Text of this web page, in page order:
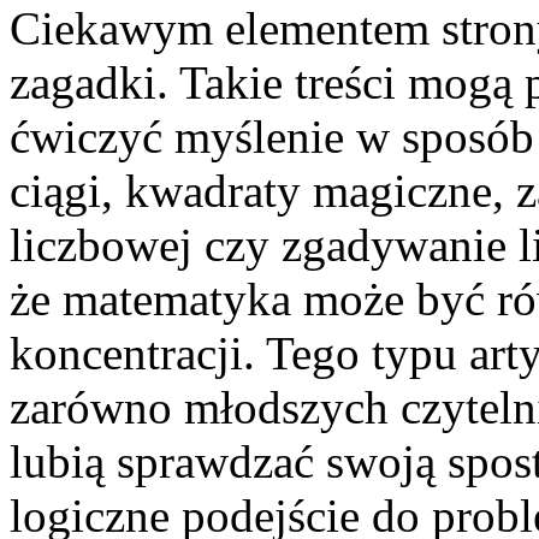
Ciekawym elementem
zagadki. Takie treści mogą
ćwiczyć myślenie w
ciągi, kwadraty magiczne,
liczbowej czy zgadywanie
że matematyka może być
koncentracji. Tego typu
zarówno młodszych
lubią sprawdzać swoją
logiczne podejście do